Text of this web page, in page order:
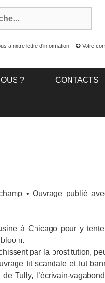
à notre lettre d'information Votre
? CONTACTS
• Ouvrage publié
à Chicago pour y
par la prostitution,
fit scandale et fut
Tully, l’écrivain-